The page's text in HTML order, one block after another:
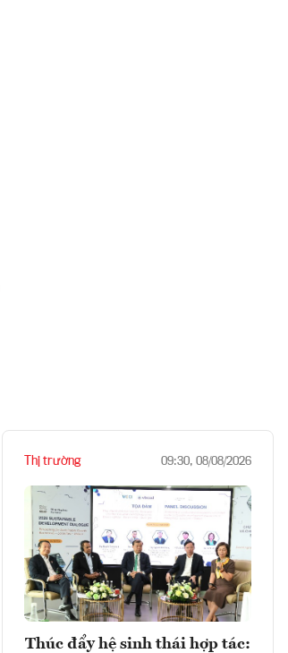
Thị trường 09:30, 08/08/2026
Thúc đẩy hệ sinh thái hợp tác: